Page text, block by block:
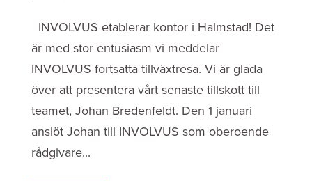
INVOLVUS etablerar kontor i Halmstad! Det
är med stor entusiasm vi meddelar
INVOLVUS fortsatta tillväxtresa. Vi är glada
över att presentera vårt senaste tillskott till
teamet, Johan Bredenfeldt. Den 1 januari
anslöt Johan till INVOLVUS som oberoende
rådgivare...